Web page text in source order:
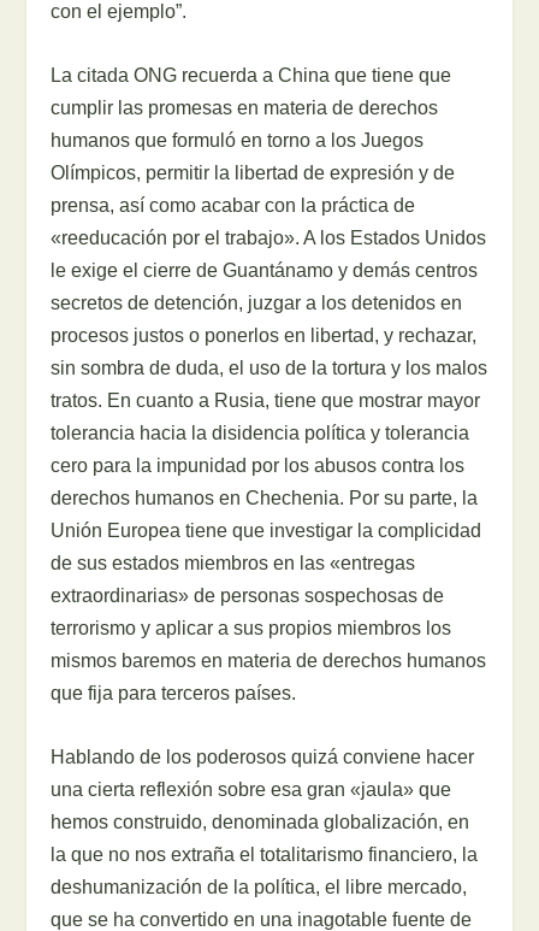
con el ejemplo”.
La citada ONG recuerda a China que tiene que
cumplir las promesas en materia de derechos
humanos que formuló en torno a los Juegos
Olímpicos, permitir la libertad de expresión y de
prensa, así como acabar con la práctica de
«reeducación por el trabajo». A los Estados Unidos
le exige el cierre de Guantánamo y demás centros
secretos de detención, juzgar a los detenidos en
procesos justos o ponerlos en libertad, y rechazar,
sin sombra de duda, el uso de la tortura y los malos
tratos. En cuanto a Rusia, tiene que mostrar mayor
tolerancia hacia la disidencia política y tolerancia
cero para la impunidad por los abusos contra los
derechos humanos en Chechenia. Por su parte, la
Unión Europea tiene que investigar la complicidad
de sus estados miembros en las «entregas
extraordinarias» de personas sospechosas de
terrorismo y aplicar a sus propios miembros los
mismos baremos en materia de derechos humanos
que fija para terceros países.
Hablando de los poderosos quizá conviene hacer
una cierta reflexión sobre esa gran «jaula» que
hemos construido, denominada globalización, en
la que no nos extraña el totalitarismo financiero, la
deshumanización de la política, el libre mercado,
que se ha convertido en una inagotable fuente de